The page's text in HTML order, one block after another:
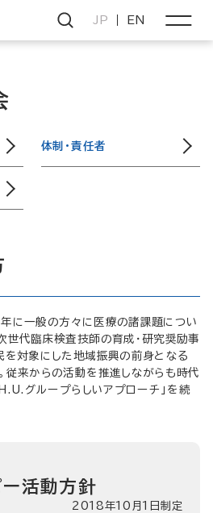
JP EN
体制・責任者
に一般の方々に医療の諸課題につい
世代臨床検査技師の育成・研究奨励事
を対象にした地域振興の前身となる
従来からの活動を推進しながらも時代
グループらしいアプローチ」を続
ー活動方針
2018年10月1日制定